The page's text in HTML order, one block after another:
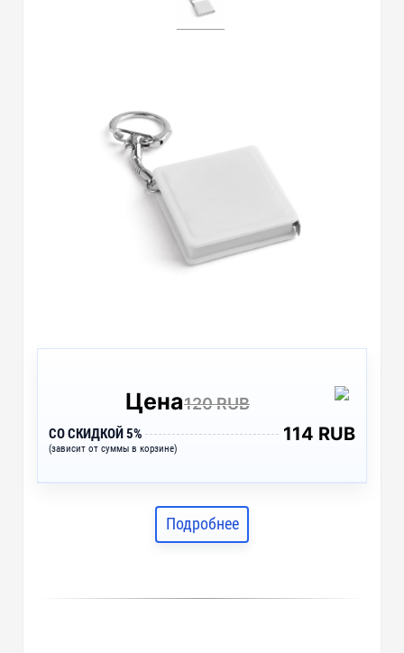
Цена120 RUB
СО СКИДКОЙ 5%
(зависит от суммы в корзине)
114 RUB
Подробнее